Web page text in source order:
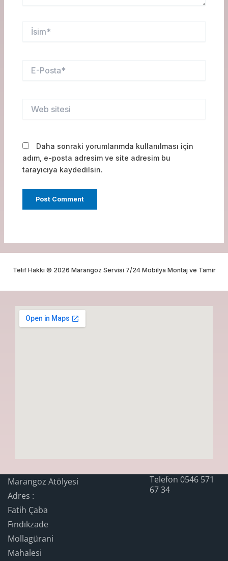
İsim*
Posta*
sitesi
Daha sonraki yorumlarımda kullanılması için
adım, e-posta adresim ve site adresim bu
tarayıcıya kaydedilsin.
Telif Hakkı © 2026 Marangoz Servisi 7/24 Mobilya Montaj ve Tamir
Marangoz Atölyesi
Adres :
Fatih Çaba
Fındıkzade
Mollagürani
Mahalesi
Telefon 0546 571
67 34